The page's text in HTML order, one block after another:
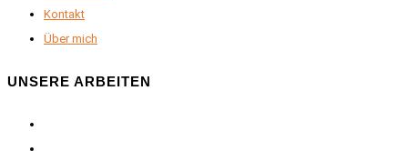
Kontakt
Über mich
UNSERE ARBEITEN